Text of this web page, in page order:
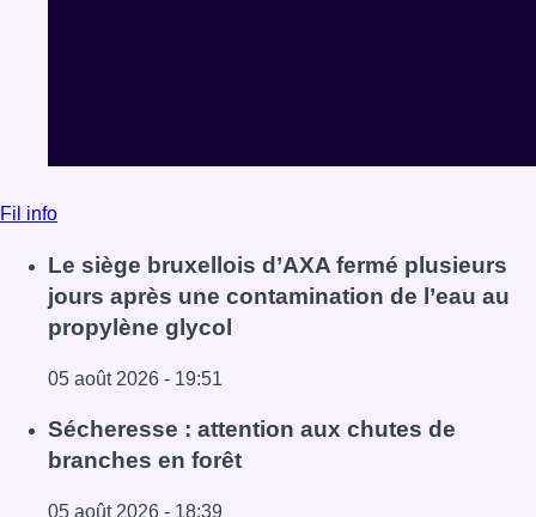
Fil info
Le siège bruxellois d’AXA fermé plusieurs
jours après une contamination de l’eau au
propylène glycol
05 août 2026 - 19:51
Lire l'article Le siège bruxellois d’AXA fermé plusieurs
Sécheresse : attention aux chutes de
branches en forêt
05 août 2026 - 18:39